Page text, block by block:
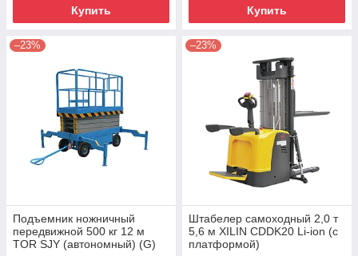
Купить Купить
–23%
Подъемник ножничный
передвижной 500 кг 12 м
TOR SJY (автономный) (G)
–23%
Штабелер самоходный 2,0 т
5,6 м XILIN CDDK20 Li-ion (с
платформой)